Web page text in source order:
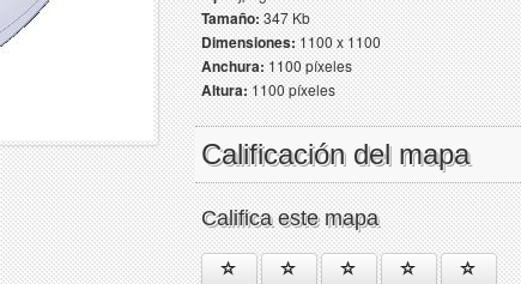
Tamaño:347 Kb
Dimensiones:1100 x 1100
Anchura:1100 píxeles
Altura:1100 píxeles
Calificación del mapa
Califica este mapa